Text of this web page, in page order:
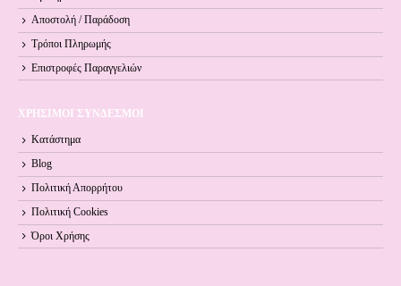
Αποστολή / Παράδοση
Τρόποι Πληρωμής
Επιστροφές Παραγγελιών
ΧΡΗΣΙΜΟΙ ΣΥΝΔΕΣΜΟΙ
Κατάστημα
Blog
Πολιτική Απορρήτου
Πολιτική Cookies
Όροι Xρήσης